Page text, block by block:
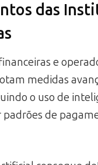
das
e
medidas
o uso de
de